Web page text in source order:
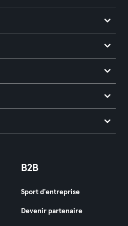
B2B
Sport d'entreprise
Devenir partenaire